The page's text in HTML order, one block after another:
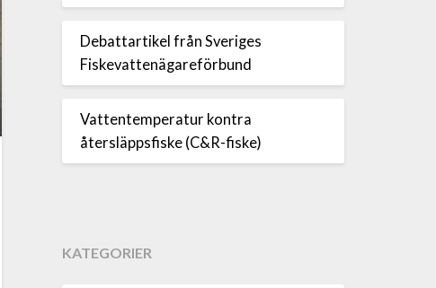
Debattartikel från Sveriges
Fiskevattenägareförbund
Vattentemperatur kontra
återsläppsfiske (C&R-fiske)
KATEGORIER